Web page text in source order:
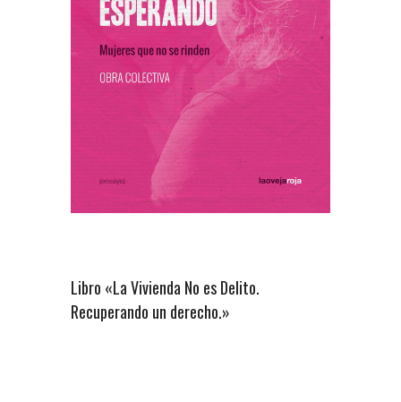
Libro «La Vivienda No es Delito.
Recuperando un derecho.»